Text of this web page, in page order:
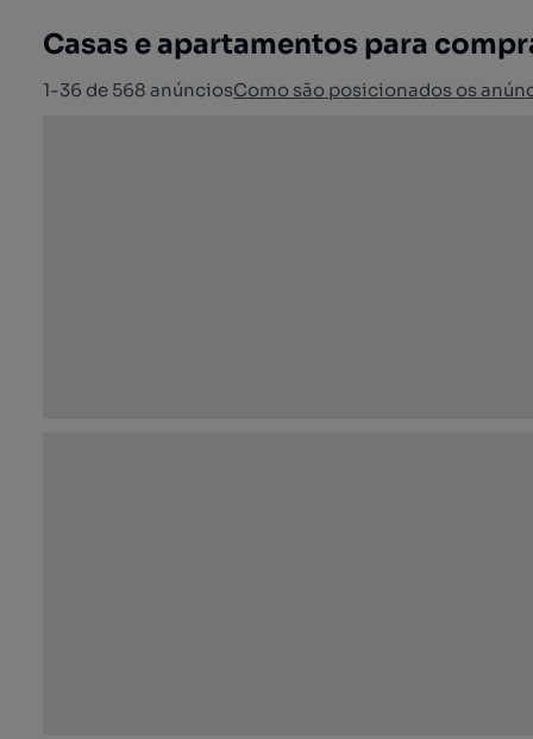
Casas e apartamentos para
1-36 de 568 anúnciosComo são posicionados os